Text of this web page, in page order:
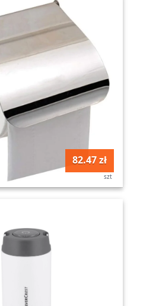
82.47 zł
szt